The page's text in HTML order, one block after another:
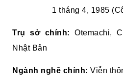
1 tháng 4, 1985
Trụ sở chính: Otemachi,
Nhật Bản
Ngành nghề chính: Viễn